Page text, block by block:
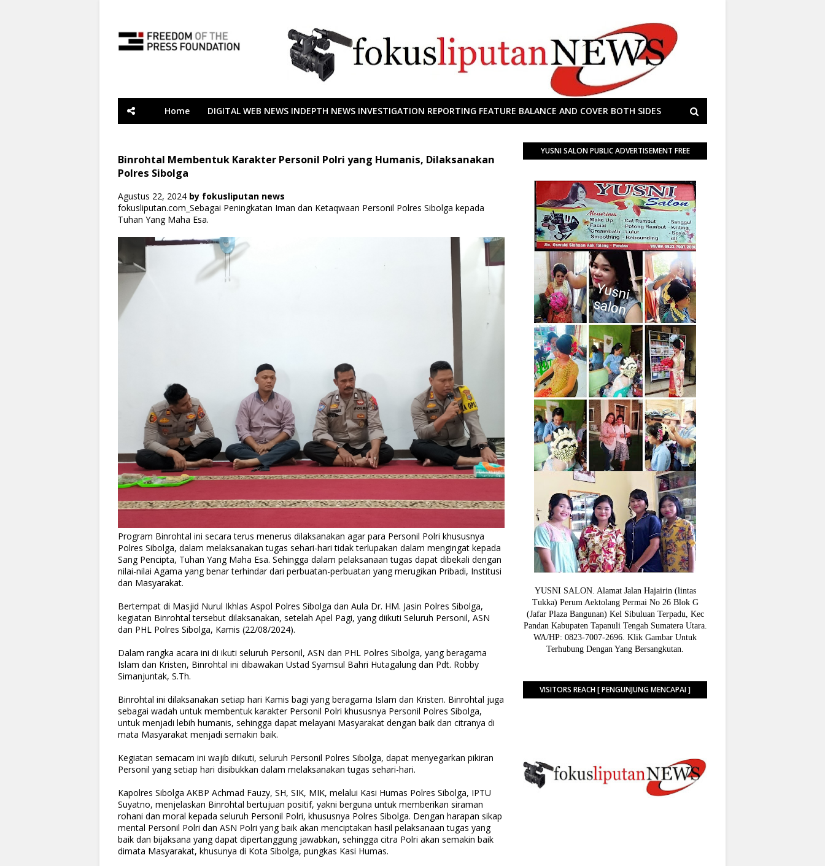
Home DIGITAL WEB NEWS INDEPTH NEWS INVESTIGATION REPORTING FEATURE BALANCE AND COVER BOTH SIDES
Binrohtal Membentuk Karakter Personil Polri yang Humanis, Dilaksanakan
Polres Sibolga
Agustus 22, 2024 by fokusliputan news
fokusliputan.com_Sebagai Peningkatan Iman dan Ketaqwaan Personil Polres Sibolga kepada
Tuhan Yang Maha Esa.
Program Binrohtal ini secara terus menerus dilaksanakan agar para Personil Polri khususnya
Polres Sibolga, dalam melaksanakan tugas sehari-hari tidak terlupakan dalam mengingat kepada
Sang Pencipta, Tuhan Yang Maha Esa. Sehingga dalam pelaksanaan tugas dapat dibekali dengan
nilai-nilai Agama yang benar terhindar dari perbuatan-perbuatan yang merugikan Pribadi, Institusi
dan Masyarakat.
Bertempat di Masjid Nurul Ikhlas Aspol Polres Sibolga dan Aula Dr. HM. Jasin Polres Sibolga,
kegiatan Binrohtal tersebut dilaksanakan, setelah Apel Pagi, yang diikuti Seluruh Personil, ASN
dan PHL Polres Sibolga, Kamis (22/08/2024).
Dalam rangka acara ini di ikuti seluruh Personil, ASN dan PHL Polres Sibolga, yang beragama
Islam dan Kristen, Binrohtal ini dibawakan Ustad Syamsul Bahri Hutagalung dan Pdt. Robby
Simanjuntak, S.Th.
Binrohtal ini dilaksanakan setiap hari Kamis bagi yang beragama Islam dan Kristen. Binrohtal juga
sebagai wadah untuk membentuk karakter Personil Polri khususnya Personil Polres Sibolga,
untuk menjadi lebih humanis, sehingga dapat melayani Masyarakat dengan baik dan citranya di
mata Masyarakat menjadi semakin baik.
Kegiatan semacam ini wajib diikuti, seluruh Personil Polres Sibolga, dapat menyegarkan pikiran
Personil yang setiap hari disibukkan dalam melaksanakan tugas sehari-hari.
Kapolres Sibolga AKBP Achmad Fauzy, SH, SIK, MIK, melalui Kasi Humas Polres Sibolga, IPTU
Suyatno, menjelaskan Binrohtal bertujuan positif, yakni berguna untuk memberikan siraman
rohani dan moral kepada seluruh Personil Polri, khususnya Polres Sibolga. Dengan harapan sikap
mental Personil Polri dan ASN Polri yang baik akan menciptakan hasil pelaksanaan tugas yang
baik dan bijaksana yang dapat dipertanggung jawabkan, sehingga citra Polri akan semakin baik
dimata Masyarakat, khusunya di Kota Sibolga, pungkas Kasi Humas.
YUSNI SALON PUBLIC ADVERTISEMENT FREE
YUSNI SALON. Alamat Jalan Hajairin (lintas
Tukka) Perum Aektolang Permai No 26 Blok G
(Jafar Plaza Bangunan) Kel Sibuluan Terpadu, Kec
Pandan Kabupaten Tapanuli Tengah Sumatera Utara.
WA/HP: 0823-7007-2696. Klik Gambar Untuk
Terhubung Dengan Yang Bersangkutan.
VISITORS REACH [ PENGUNJUNG MENCAPAI ]